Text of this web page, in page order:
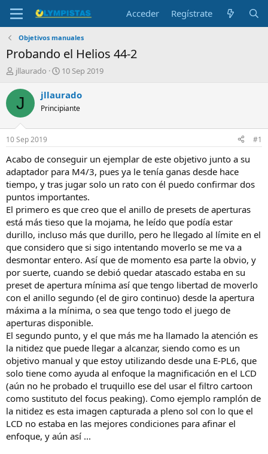
Acceder Regístrate
Objetivos manuales
Probando el Helios 44-2
I
i
a
d
o
r
d
e
l
t
e
m
a
jllaurado
F
c
h
a
i
n
c
i
o
10 Sep 2019
J jllaurado
Principiante
10 Sep 2019 #1
Acabo de conseguir un ejemplar de este objetivo junto a su
adaptador para M4/3, pues ya le tenía ganas desde hace
tiempo, y tras jugar solo un rato con él puedo confirmar dos
puntos importantes.
El primero es que creo que el anillo de presets de aperturas
está más tieso que la mojama, he leído que podía estar
durillo, incluso más que durillo, pero he llegado al límite en el
que considero que si sigo intentando moverlo se me va a
desmontar entero. Así que de momento esa parte la obvio, y
por suerte, cuando se debió quedar atascado estaba en su
preset de apertura mínima así que tengo libertad de moverlo
con el anillo segundo (el de giro continuo) desde la apertura
máxima a la mínima, o sea que tengo todo el juego de
aperturas disponible.
El segundo punto, y el que más me ha llamado la atención es
la nitidez que puede llegar a alcanzar, siendo como es un
objetivo manual y que estoy utilizando desde una E-PL6, que
solo tiene como ayuda al enfoque la magnificación en el LCD
(aún no he probado el truquillo ese del usar el filtro cartoon
como sustituto del focus peaking). Como ejemplo ramplón de
la nitidez es esta imagen capturada a pleno sol con lo que el
LCD no estaba en las mejores condiciones para afinar el
enfoque, y aún así ...